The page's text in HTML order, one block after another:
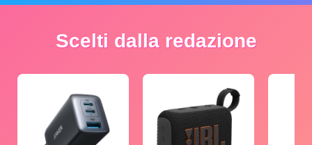
Scelti dalla redazione